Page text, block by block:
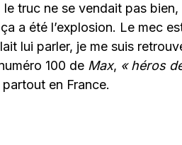
truc ne se vendait pas bien,
a été l’explosion. Le mec
lui parler, je me suis
100 de Max, « héros
en France.